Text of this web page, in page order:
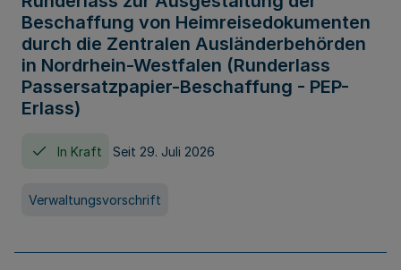
Beschaffung von Heimreisedokumenten
durch die Zentralen Ausländerbehörden
in Nordrhein-Westfalen (Runderlass
Passersatzpapier-Beschaffung - PEP-
Erlass)
In Kraft Seit 29. Juli 2026
Verwaltungsvorschrift